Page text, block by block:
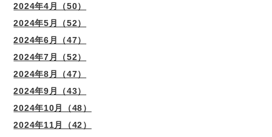
2024年4月（50）
2024年5月（52）
2024年6月（47）
2024年7月（52）
2024年8月（47）
2024年9月（43）
2024年10月（48）
2024年11月（42）